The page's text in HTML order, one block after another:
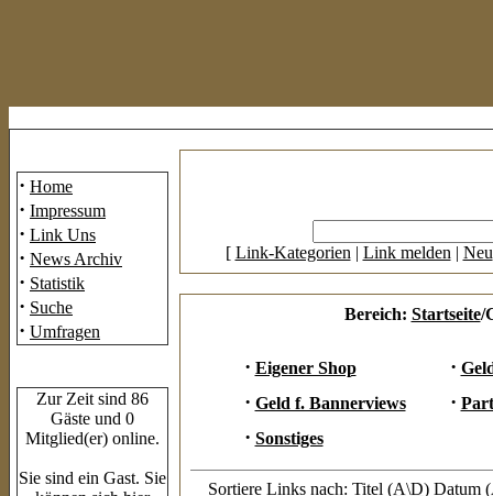
· Home
· Impressum
· Link Uns
· News Archiv
· Statistik
· Suche
· Umfragen
Zur Zeit sind 86
Gäste und 0
Mitglied(er) online.
Sie sind ein Gast. Sie
[ Link-Kategorien | Link melden | Neu
Bereich: Startseite/
· Eigener Shop ·
· Geld f. Bannerviews ·
· Sonstiges
Sortiere Links nach: Titel (A\D) Datum (